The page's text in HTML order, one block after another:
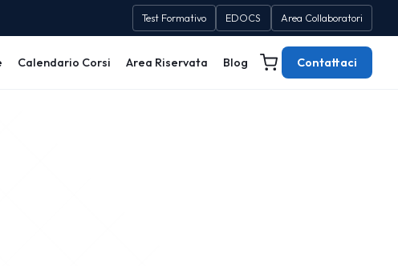
Test Formativo EDOCS Area Collaboratori
Calendario Corsi Area Riservata Blog Contattaci